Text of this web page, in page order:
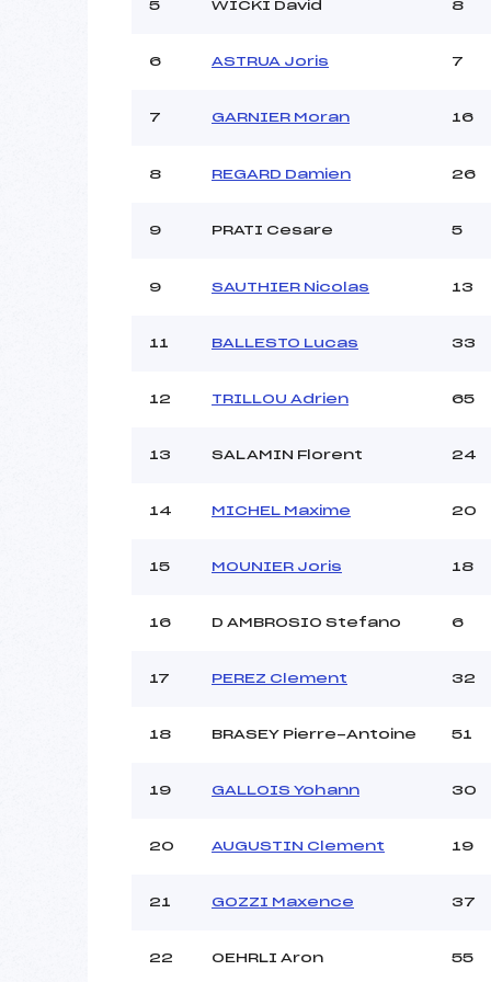
Ouvreurs E :
Neige :
5 WICKI David 8
6 ASTRUA Joris 7
7 GARNIER Moran 16
8 REGARD Damien 26
9 PRATI Cesare 5
9 SAUTHIER Nicolas 13
11 BALLESTO Lucas 33
12 TRILLOU Adrien 65
13 SALAMIN Florent 24
14 MICHEL Maxime 20
15 MOUNIER Joris 18
16 D AMBROSIO Stefano 6
17 PEREZ Clement 32
18 BRASEY Pierre-Antoine 51
19 GALLOIS Yohann 30
20 AUGUSTIN Clement 19
21 GOZZI Maxence 37
22 OEHRLI Aron 55